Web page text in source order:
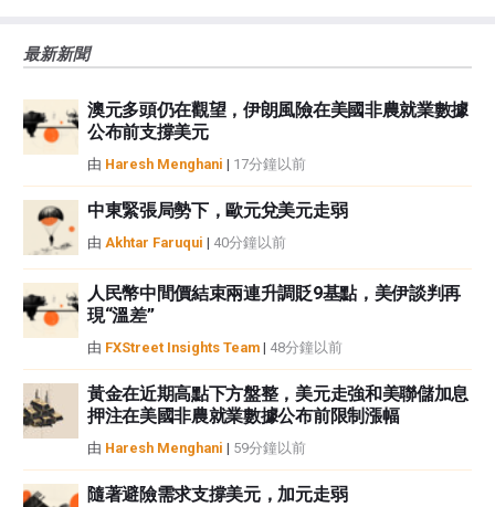
觀點，並不代表FXStreet或其廣告商的官方政策或立場。作者不對本頁連結的
如果文章正文中沒有明確提到，在撰寫本文時，作者在本文中提到的任何股票
中都沒有頭寸，也沒有與文中提到的任何公司有業務關係。除了FXStreet，作
者沒有收到撰寫這篇文章的報酬。
性不作任何陳述。FXStreet和作者將不承擔任何錯誤，遺漏或任何損失，傷害
或損害由此資訊及其顯示或使用引起的。錯誤和遺漏除外。本文作者和
FXStreet並非註冊投資顧問，本文內容無意提供任何投資建議。
最新新聞
澳元多頭仍在觀望，伊朗風險在美國非農就業數據
公布前支撐美元
由 Haresh Menghani | 17分鐘以前
中東緊張局勢下，歐元兌美元走弱
由 Akhtar Faruqui | 40分鐘以前
人民幣中間價結束兩連升調貶9基點，美伊談判再
現“溫差”
由 FXStreet Insights Team | 48分鐘以前
黃金在近期高點下方盤整，美元走強和美聯儲加息
押注在美國非農就業數據公布前限制漲幅
由 Haresh Menghani | 59分鐘以前
隨著避險需求支撐美元，加元走弱